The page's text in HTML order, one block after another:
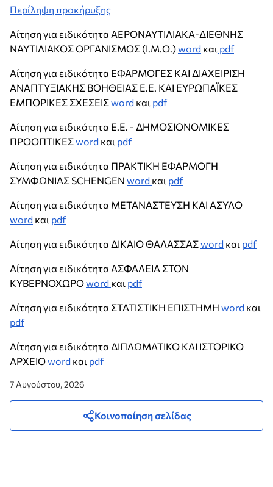
Περίληψη προκήρυξης
Αίτηση για ειδικότητα ΑΕΡΟΝΑΥΤΙΛΙΑΚΑ-ΔΙΕΘΝΗΣ
ΝΑΥΤΙΛΙΑΚΟΣ ΟΡΓΑΝΙΣΜΟΣ (Ι.Μ.Ο.)word και pdf
Αίτηση για ειδικότητα ΕΦΑΡΜΟΓΕΣ ΚΑΙ ΔΙΑΧΕΙΡΙΣΗ
ΑΝΑΠΤΥΞΙΑΚΗΣ ΒΟΗΘΕΙΑΣ Ε.Ε. ΚΑΙ ΕΥΡΩΠΑΪΚΕΣ
ΕΜΠΟΡΙΚΕΣ ΣΧΕΣΕΙΣword και pdf
Αίτηση για ειδικότητα Ε.Ε. - ΔΗΜΟΣΙΟΝΟΜΙΚΕΣ
ΠΡΟΟΠΤΙΚΕΣword και pdf
Αίτηση για ειδικότητα ΠΡΑΚΤΙΚΗ ΕΦΑΡΜΟΓΗ
ΣΥΜΦΩΝΙΑΣ SCHENGEN word και pdf
Αίτηση για ειδικότητα ΜΕΤΑΝΑΣΤΕΥΣΗ ΚΑΙ ΑΣΥΛΟ
word και pdf
Αίτηση για ειδικότητα ΔΙΚΑΙΟ ΘΑΛΑΣΣΑΣword και pdf
Αίτηση για ειδικότητα ΑΣΦΑΛΕΙΑ ΣΤΟΝ
ΚΥΒΕΡΝΟΧΩΡΟword και pdf
Αίτηση για ειδικότητα ΣΤΑΤΙΣΤΙΚΗ ΕΠΙΣΤΗΜΗ word και
pdf
Αίτηση για ειδικότητα ΔΙΠΛΩΜΑΤΙΚΟ ΚΑΙ ΙΣΤΟΡΙΚΟ
ΑΡΧΕΙΟword και pdf
7 Αυγούστου, 2026
Κοινοποίηση σελίδας